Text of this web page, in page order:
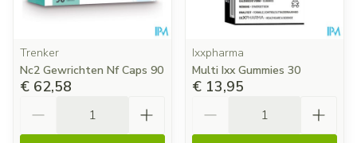
Trenker
Nc2 Gewrichten Nf Caps 90
€ 62,58
Ixxpharma
Multi Ixx Gummies 30
€ 13,95